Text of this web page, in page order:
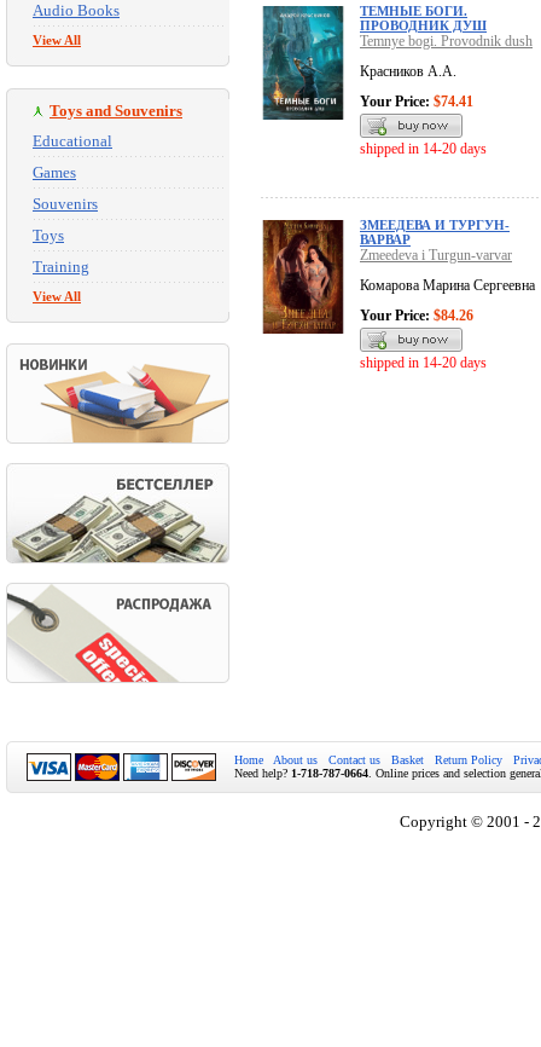
Audio Books
View All
Toys and Souvenirs
Educational
Games
Souvenirs
Toys
Training
View All
ТЕМНЫЕ БОГИ.
ПРОВОДНИК ДУШ
Temnye bogi. Provodnik dush
Красников А.А.
Your Price: $74.41
shipped in 14-20 days
ЗМЕЕДЕВА И ТУРГУН-
ВАРВАР
Zmeedeva i Turgun-varvar
Комарова Марина Сергеевна
Your Price: $84.26
shipped in 14-20 days
Home About us Contact us Basket Return Policy
Need help? 1-718-787-0664 . Online prices and selection
Copyright © 2001 -